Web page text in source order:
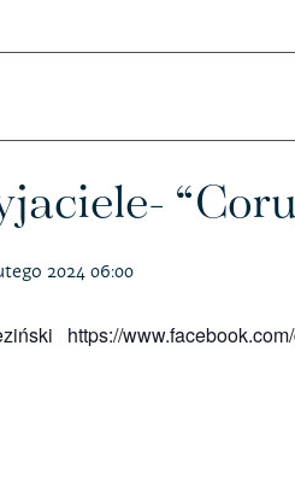
Kubki
2024 06:00
https://